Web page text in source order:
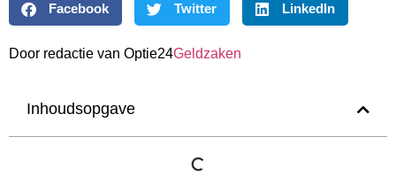
Facebook Twitter LinkedIn
Door redactie van Optie24Geldzaken
Inhoudsopgave